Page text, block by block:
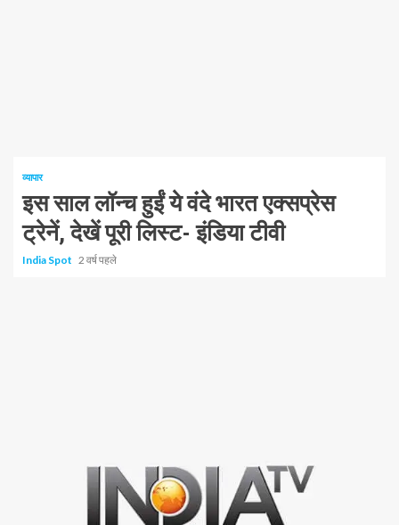
व्यापार
इस साल लॉन्च हुईं ये वंदे भारत एक्सप्रेस
ट्रेनें, देखें पूरी लिस्ट- इंडिया टीवी
India Spot 2 वर्ष पहले